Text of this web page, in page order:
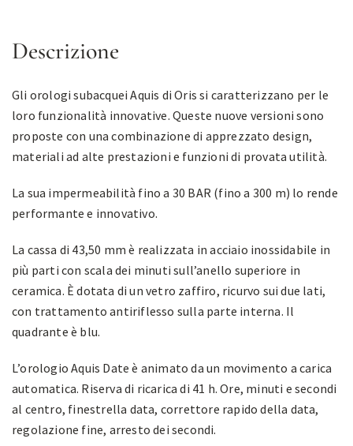
Descrizione
Gli orologi subacquei Aquis di Oris si caratterizzano per le
loro funzionalità innovative. Queste nuove versioni sono
proposte con una combinazione di apprezzato design,
materiali ad alte prestazioni e funzioni di provata utilità.
La sua impermeabilità fino a 30 BAR (fino a 300 m) lo rende
performante e innovativo.
La cassa di 43,50 mm è realizzata in acciaio inossidabile in
più parti con scala dei minuti sull’anello superiore in
ceramica. È dotata di un vetro zaffiro, ricurvo sui due lati,
con trattamento antiriflesso sulla parte interna. Il
quadrante è blu.
L’orologio Aquis Date è animato da un movimento a carica
automatica. Riserva di ricarica di 41 h. Ore, minuti e secondi
al centro, finestrella data, correttore rapido della data,
regolazione fine, arresto dei secondi.